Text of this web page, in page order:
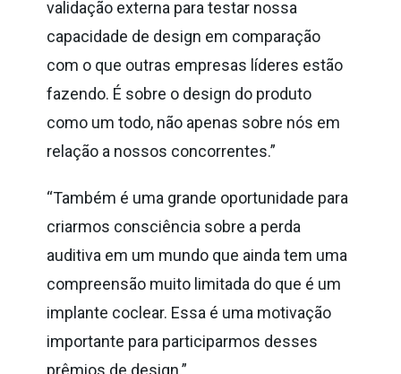
validação externa para testar nossa
capacidade de design em comparação
com o que outras empresas líderes estão
fazendo. É sobre o design do produto
como um todo, não apenas sobre nós em
relação a nossos concorrentes.”
“Também é uma grande oportunidade para
criarmos consciência sobre a perda
auditiva em um mundo que ainda tem uma
compreensão muito limitada do que é um
implante coclear. Essa é uma motivação
importante para participarmos desses
prêmios de design.”